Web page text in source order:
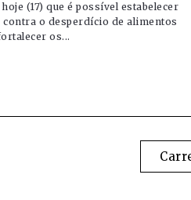
(17) que é possível estabelecer
contra o desperdício de alimentos
os...